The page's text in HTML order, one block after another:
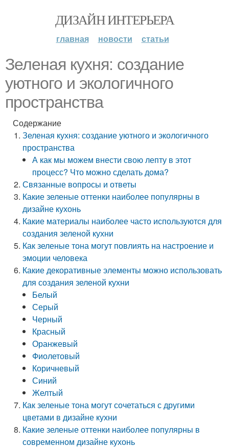
ДИЗАЙН ИНТЕРЬЕРА
главная новости статьи
Зеленая кухня: создание
уютного и экологичного
пространства
Содержание
Зеленая кухня: создание уютного и экологичного
пространства
А как мы можем внести свою лепту в этот
процесс? Что можно сделать дома?
Связанные вопросы и ответы
Какие зеленые оттенки наиболее популярны в
дизайне кухонь
Какие материалы наиболее часто используются для
создания зеленой кухни
Как зеленые тона могут повлиять на настроение и
эмоции человека
Какие декоративные элементы можно использовать
для создания зеленой кухни
Белый
Серый
Черный
Красный
Оранжевый
Фиолетовый
Коричневый
Синий
Желтый
Как зеленые тона могут сочетаться с другими
цветами в дизайне кухни
Какие зеленые оттенки наиболее популярны в
современном дизайне кухонь